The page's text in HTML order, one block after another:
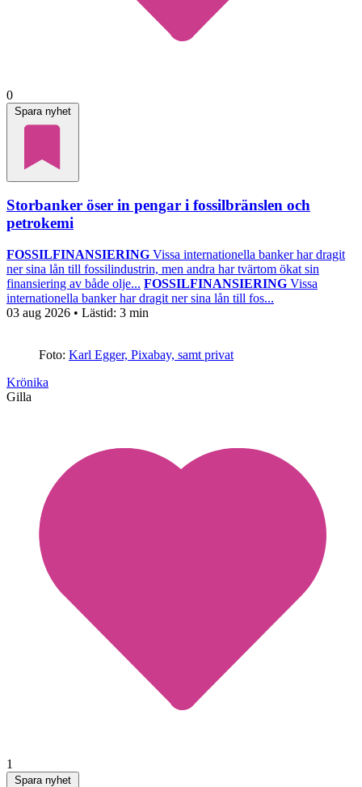
0
Spara nyhet
Storbanker öser in pengar i fossilbränslen och
petrokemi
FOSSILFINANSIERING Vissa internationella banker har dragit
ner sina lån till fossilindustrin, men andra har tvärtom ökat sin
finansiering av både olje... FOSSILFINANSIERING Vissa
internationella banker har dragit ner sina lån till fos...
03 aug 2026 • Lästid: 3 min
Foto: Karl Egger, Pixabay, samt privat
Krönika
Gilla
1
Spara nyhet